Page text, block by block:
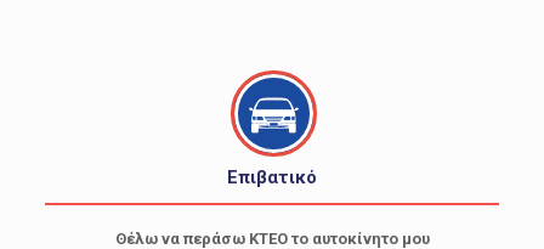
Eπιβατικό
Θέλω να περάσω ΚΤΕΟ το αυτοκίνητο μου